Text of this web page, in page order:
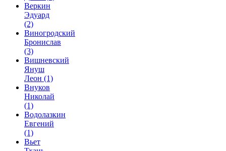
Веркин
Эдуард
(2)
Виногродский
Бронислав
(3)
Вишневский
Януш
Леон (1)
Внуков
Николай
(1)
Водолазкин
Евгений
(1)
Вьет